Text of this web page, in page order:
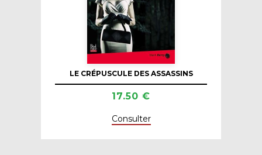
LE CRÉPUSCULE DES ASSASSINS
17.50 €
Consulter